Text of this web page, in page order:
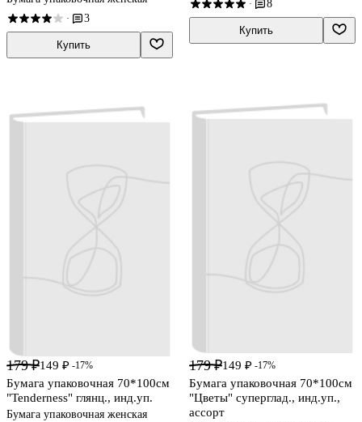
· 3
Купить
· 8
Купить
179 ₽149 ₽ -17%
Бумага упаковочная 70*100см
"Tenderness" глянц., инд.уп.
Бумага упаковочная женская
179 ₽149 ₽ -17%
Бумага упаковочная 70*100см
"Цветы" суперглад., инд.уп.,
ассорт